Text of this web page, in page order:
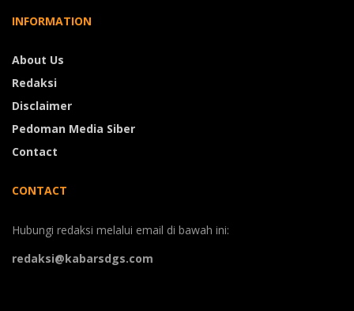
INFORMATION
About Us
Redaksi
Disclaimer
Pedoman Media Siber
Contact
CONTACT
Hubungi redaksi melalui email di bawah ini:
redaksi@kabarsdgs.com